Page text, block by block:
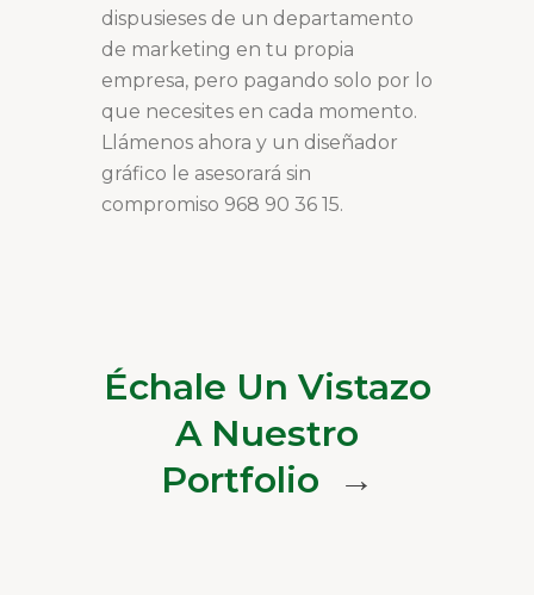
dispusieses de un departamento
de marketing en tu propia
empresa, pero pagando solo por lo
que necesites en cada momento.
Llámenos ahora y un diseñador
gráfico le asesorará sin
compromiso 968 90 36 15.
Échale Un Vistazo
A Nuestro
Portfolio
→